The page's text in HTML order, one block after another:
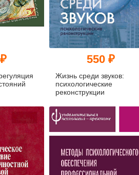
550 ₽
Жизнь среди звуков:
психологические
реконструкции